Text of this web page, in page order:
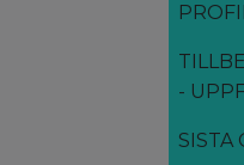
-
SISTA